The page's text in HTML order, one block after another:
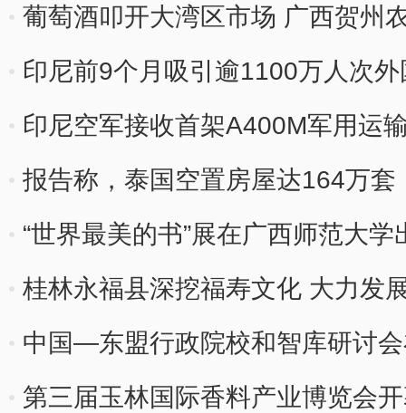
葡萄酒叩开大湾区市场 广西贺州
印尼前9个月吸引逾1100万人次
印尼空军接收首架A400M军用运
报告称，泰国空置房屋达164万套
“世界最美的书”展在广西师范大
桂林永福县深挖福寿文化 大力发
中国—东盟行政院校和智库研讨
第三届玉林国际香料产业博览会